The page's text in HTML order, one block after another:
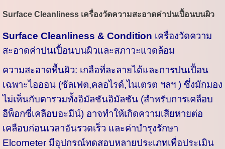
Surface Cleanliness เครื่องวัดความสะอาดค่าปนเปื้อนบนผิว
Surface Cleanliness & Condition เครื่องวัดความ
สะอาดค่าปนเปื้อนบนผิวและสภาวะแวดล้อม
ความสะอาดพื้นผิว: เกลือที่ละลายได้และการปนเปื้อน
เฉพาะไอออน (ซัลเฟต,คลอไรด์,ไนเตรต ฯลฯ ) ซึ่งมักมอง
ไม่เห็นกับตารวมทั้งอิมัลชันอิมัลชัน (สำหรับการเคลือบ
อีพ็อกซี่เคลือบอะมีน์) อาจทำให้เกิดความเสียหายต่อ
เคลือบก่อนเวลาอันรวดเร็ว และค่าบำรุงรักษา
Elcometer มีอุปกรณ์ทดสอบหลายประเภทเพื่อประเมิน